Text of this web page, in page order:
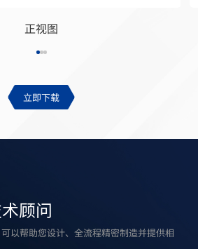
正视图
立即下载
顾问
以帮助您设计、全流程精密制造并提供相